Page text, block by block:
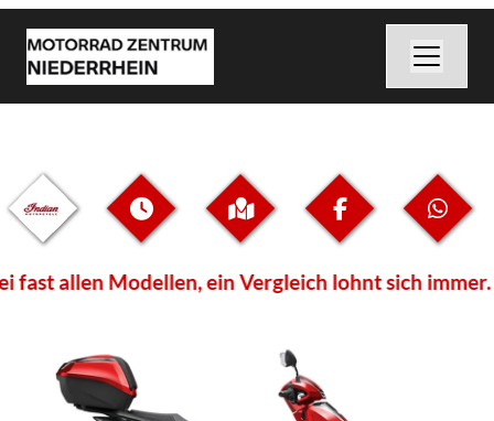
allen Modellen, ein Vergleich lohnt sich immer.